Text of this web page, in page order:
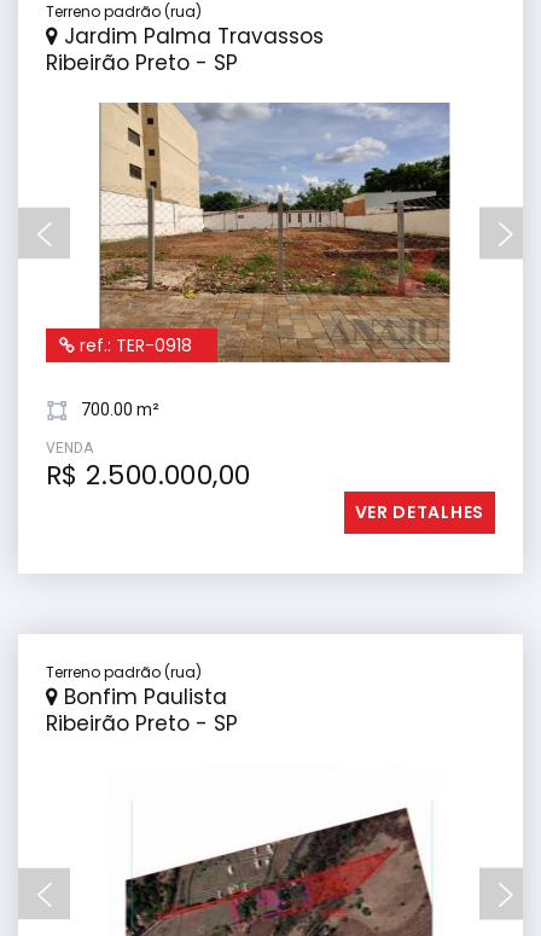
Terreno padrão (rua)
Jardim Palma Travassos
Ribeirão Preto - SP
ref.: TER-0918
700.00 m²
VENDA
R$ 2.500.000,00
VER DETALHES
Terreno padrão (rua)
Bonfim Paulista
Ribeirão Preto - SP